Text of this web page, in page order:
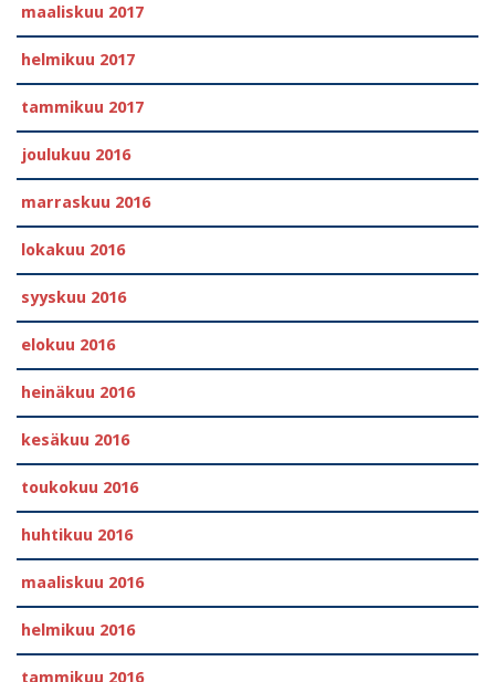
maaliskuu 2017
helmikuu 2017
tammikuu 2017
joulukuu 2016
marraskuu 2016
lokakuu 2016
syyskuu 2016
elokuu 2016
heinäkuu 2016
kesäkuu 2016
toukokuu 2016
huhtikuu 2016
maaliskuu 2016
helmikuu 2016
tammikuu 2016